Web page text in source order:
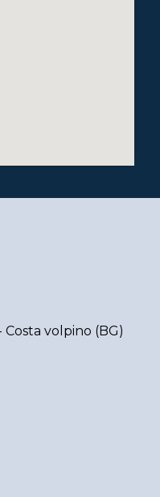
Costa volpino (BG)